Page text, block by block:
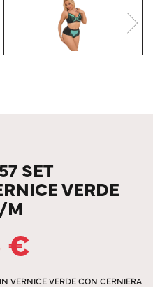
SET
VERDE
M
€
VERNICE VERDE CON CERNIERA